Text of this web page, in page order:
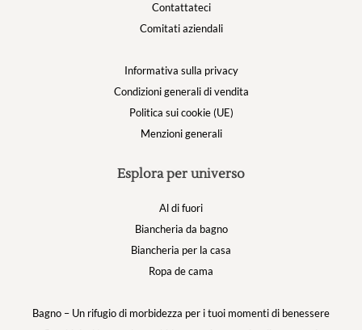
Contattateci
Comitati aziendali
Informativa sulla privacy
Condizioni generali di vendita
Politica sui cookie (UE)
Menzioni generali
Esplora per universo
Al di fuori
Biancheria da bagno
Biancheria per la casa
Ropa de cama
Bagno – Un rifugio di morbidezza per i tuoi momenti di benessere